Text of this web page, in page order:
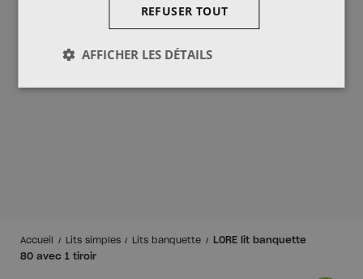
Accueil Lits simples Lits banquette
LORE lit banquette
80 avec 1 tiroir
REFUSER TOUT
AFFICHER LES DÉTAILS